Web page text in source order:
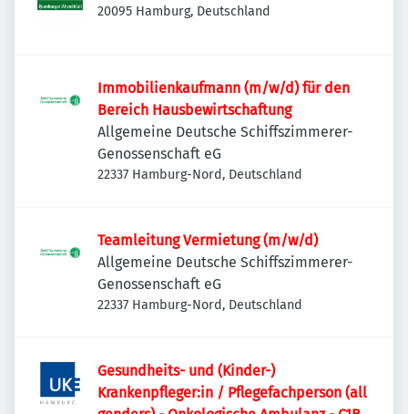
20095 Hamburg, Deutschland
Immobilienkaufmann (m/w/d) für den
Bereich Hausbewirtschaftung
Allgemeine Deutsche Schiffszimmerer-
Genossenschaft eG
22337 Hamburg-Nord, Deutschland
Teamleitung Vermietung (m/w/d)
Allgemeine Deutsche Schiffszimmerer-
Genossenschaft eG
22337 Hamburg-Nord, Deutschland
Gesundheits- und (Kinder-)
Krankenpfleger:in / Pflegefachperson (all